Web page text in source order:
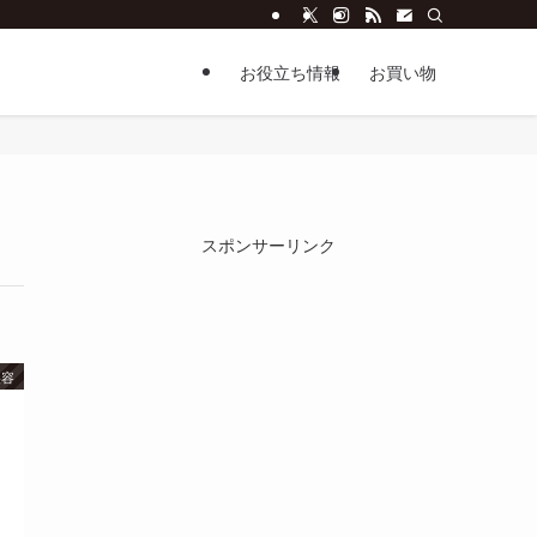
お役立ち情報 お買い物
スポンサーリンク